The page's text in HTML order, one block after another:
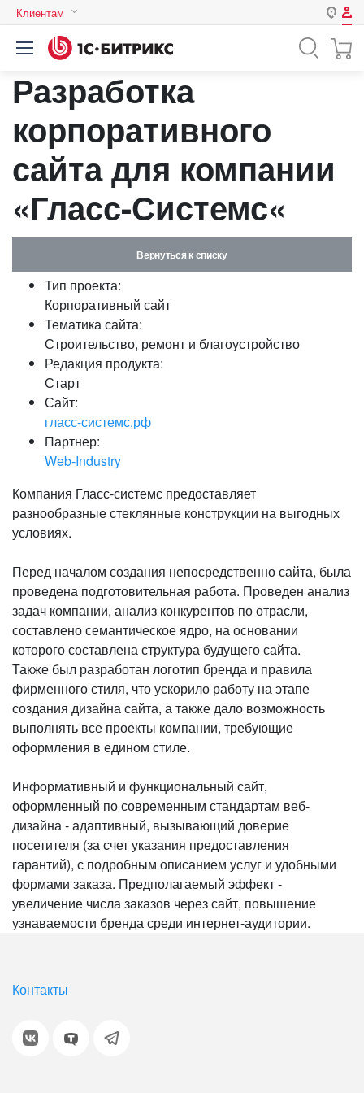
Клиентам
Авторизация
Логин
Пароль
компьютере
Забыли свой пароль?
или войдите с помощью
Разработка
корпоративного
сайта для компании
«Гласс-Системс«
Вернуться к списку
Тип проекта:
Корпоративный сайт
Тематика сайта:
Строительство, ремонт и благоустройство
Редакция продукта:
Старт
Сайт:
гласс-системс.рф
Партнер:
Web-Industry
Компания Гласс-системс предоставляет
разнообразные стеклянные конструкции на выгодных
условиях.
Перед началом создания непосредственно сайта, была
проведена подготовительная работа. Проведен анализ
задач компании, анализ конкурентов по отрасли,
составлено семантическое ядро, на основании
которого составлена структура будущего сайта.
Также был разработан логотип бренда и правила
фирменного стиля, что ускорило работу на этапе
создания дизайна сайта, а также дало возможность
выполнять все проекты компании, требующие
оформления в едином стиле.
Информативный и функциональный сайт,
оформленный по современным стандартам веб-
дизайна - адаптивный, вызывающий доверие
посетителя (за счет указания предоставления
гарантий), с подробным описанием услуг и удобными
формами заказа. Предполагаемый эффект -
увеличение числа заказов через сайт, повышение
узнаваемости бренда среди интернет-аудитории.
Контакты